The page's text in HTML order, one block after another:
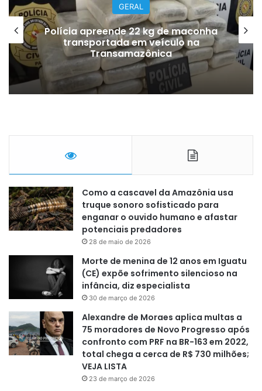
GERAL
Polícia apreende 22 kg de maconha
transportada em veículo na
Transamazônica
Como a cascavel da Amazônia usa
truque sonoro sofisticado para
enganar o ouvido humano e afastar
potenciais predadores
28 de maio de 2026
Morte de menina de 12 anos em Iguatu
(CE) expõe sofrimento silencioso na
infância, diz especialista
30 de março de 2026
Alexandre de Moraes aplica multas a
75 moradores de Novo Progresso após
confronto com PRF na BR-163 em 2022,
total chega a cerca de R$ 730 milhões;
VEJA LISTA
23 de março de 2026